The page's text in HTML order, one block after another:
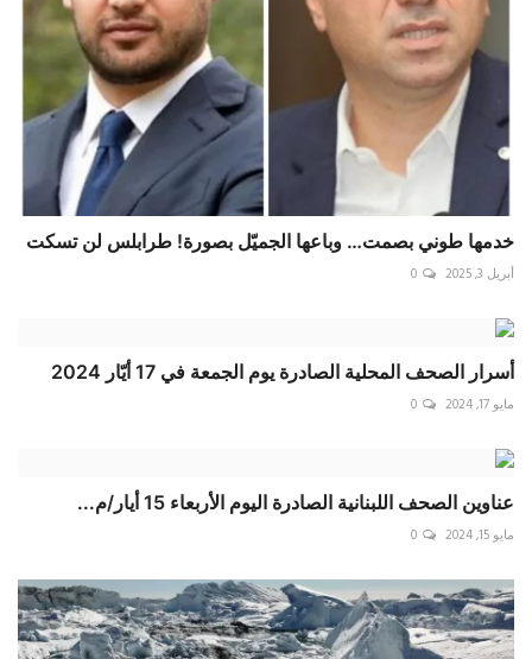
خدمها طوني بصمت… وباعها الجميّل بصورة! طرابلس لن تسكت
أبريل 3, 2025 0
أسرار الصحف المحلية الصادرة يوم الجمعة في 17 أيّار 2024
مايو 17, 2024 0
عناوين الصحف اللبنانية الصادرة اليوم الأربعاء 15 أيار/م...
مايو 15, 2024 0